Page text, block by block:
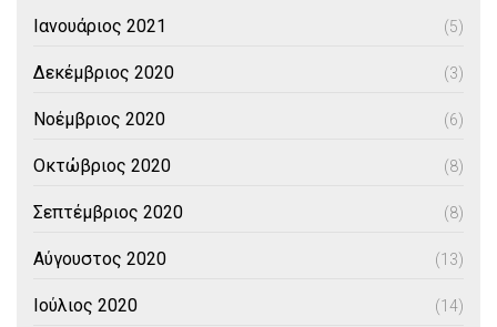
Ιανουάριος 2021 (5)
Δεκέμβριος 2020 (3)
Νοέμβριος 2020 (6)
Οκτώβριος 2020 (8)
Σεπτέμβριος 2020 (8)
Αύγουστος 2020 (13)
Ιούλιος 2020 (14)